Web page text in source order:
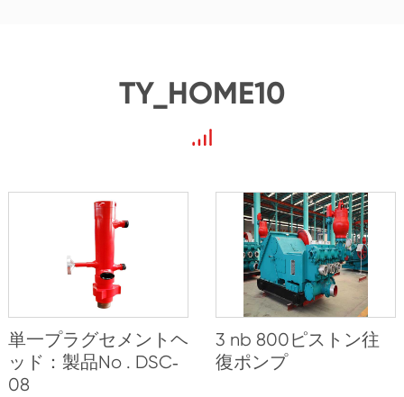
TY_HOME10
単一プラグセメントヘ
ッド：製品No . DSC‐
08
3 nb 800ピストン往
復ポンプ